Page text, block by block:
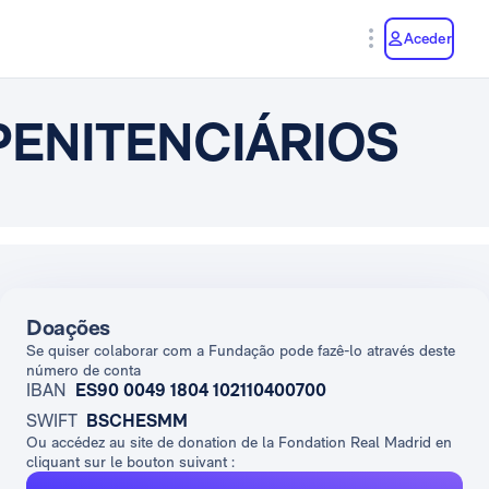
Aceder
Doações
Se quiser colaborar com a Fundação pode fazê-lo através deste
número de conta
IBAN ES90 0049 1804 102110400700
SWIFT BSCHESMM
Ou accédez au site de donation de la Fondation Real Madrid en
cliquant sur le bouton suivant :